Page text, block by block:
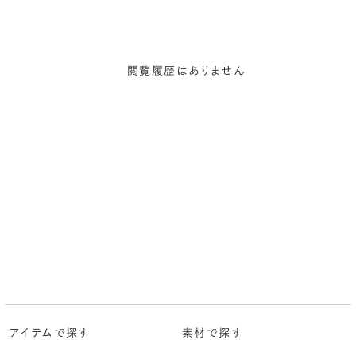
閲覧履歴はありません
アイテムで探す 素材で探す